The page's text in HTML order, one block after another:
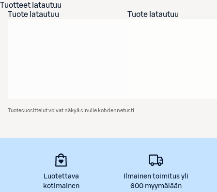
Tuotteet latautuu
Tuote latautuu
Tuote latautuu
Tuotesuosittelut voivat näkyä sinulle kohdennetusti
Luotettava
kotimainen
Ilmainen toimitus yli
600 myymälään